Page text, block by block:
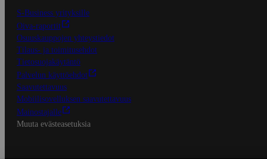
S-Business yrityksille
Oiva-raportit
Osuuskauppojen yhteystiedot
Tilaus- ja toimitusehdot
Tietosuojakäytäntö
Palvelun käyttöehdot
Saavutettavuus
Mobiilisovelluksen saavutettavuus
Mainostajalle
Muuta evästeasetuksia